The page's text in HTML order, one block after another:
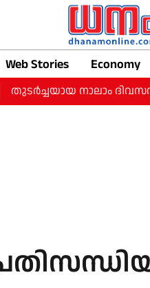
Web Stories Economy
തുടർച്ചയായ നാലാം